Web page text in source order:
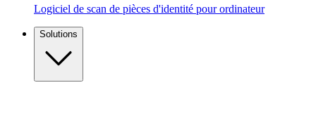
Logiciel de scan de pièces d'identité pour ordinateur
Solutions